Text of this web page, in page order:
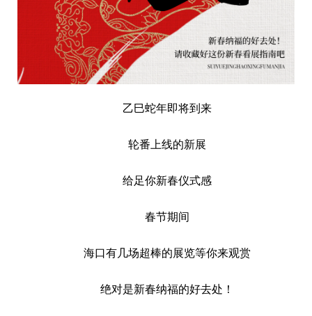
乙巳蛇年即将到来
轮番上线的新展
给足你新春仪式感
春节期间
海口有几场超棒的展览等你来观赏
绝对是新春纳福的好去处！